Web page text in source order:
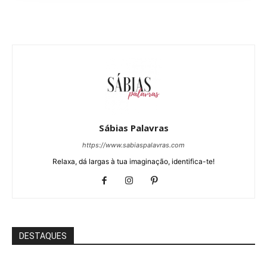
Sábias Palavras
https://www.sabiaspalavras.com
Relaxa, dá largas à tua imaginação, identifica-te!
DESTAQUES